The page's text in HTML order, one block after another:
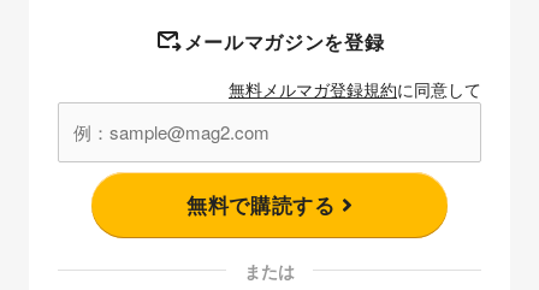
メールマガジンを登録
無料メルマガ登録規約に同意して
無料で購読する
または